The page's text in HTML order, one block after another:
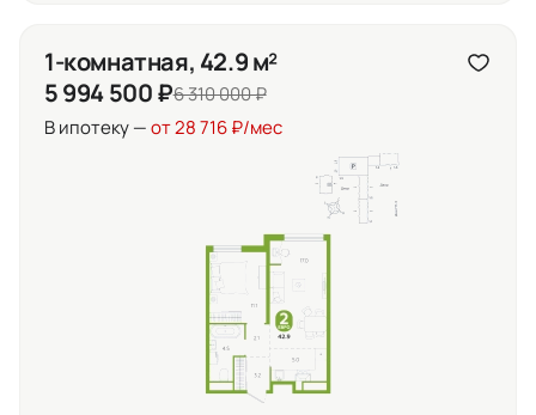
1-комнатная, 42.9 м²
5 994 500 ₽6 310 000 ₽
В ипотеку —от 28 716 ₽/мес